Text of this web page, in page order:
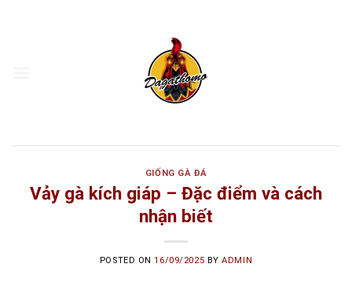
GIỐNG GÀ ĐÁ
Vảy gà kích giáp – Đặc điểm và cách
nhận biết
POSTED ON16/09/2025 BYADMIN